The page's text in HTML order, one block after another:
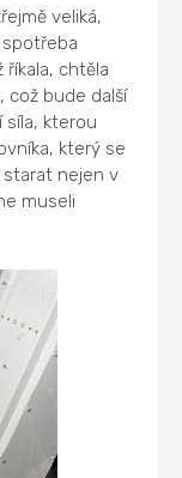
veliká,
říkala, chtěla
což bude další
síla, kterou
který se
starat nejen v
museli